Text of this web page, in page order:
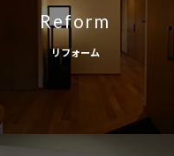
Reform
リフォーム